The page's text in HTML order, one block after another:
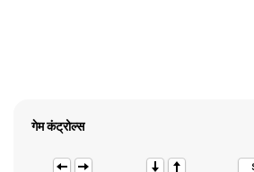
गेम कंट्रोल्स